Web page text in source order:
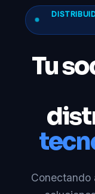
Tu
Conectando